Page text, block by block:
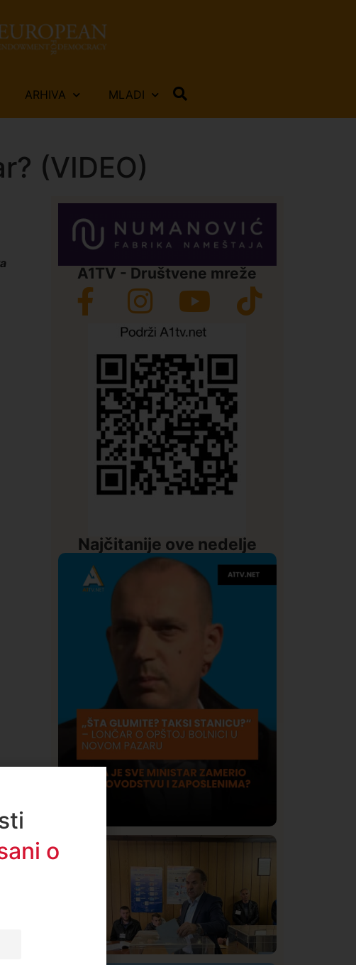
ARHIVA MLADI
(VIDEO)
A1TV - Društvene mreže
Najčitanije ove nedelje
Lončar o Opštoj bolnici u Novom
Pazaru: „Šta glumite? Taksi stanicu?“
o